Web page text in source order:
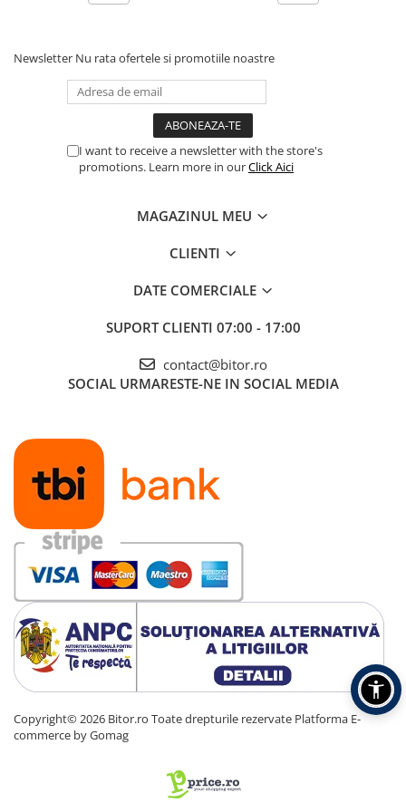
Stocare
HDD Externe
HDD Interne
SSD Interne
Surse de alimentare
Surse de Alimentare PC
Răcire PC
Accesorii componente
Accesorii componente - altele
Accesorii Stocare
Unități optice
Blu-Ray, CD/DVD & Floppy Drives
Periferice & Accesorii
Tastaturi
Tastaturi cu Fir
Tastaturi wireless
Mouse, Trackballs & Presenters
Mouse Ergonimice
Newsletter Nu rata ofertele si promotiile noastre
I want to receive a newsletter with the store's
promotions. Learn more in ourClick Aici
MAGAZINUL MEU
CLIENTI
DATE COMERCIALE
SUPORT CLIENTI 07:00 - 17:00
contact@bitor.ro
SOCIAL URMARESTE-NE IN SOCIAL MEDIA
Copyright© 2026 Bitor.ro Toate drepturile rezervate Platforma E-
commerce by Gomag